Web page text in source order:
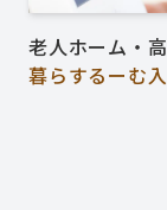
老人ホーム・
暮らするーむ